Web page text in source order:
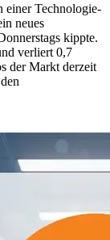
einer Technologie-
neues
kippte.
verliert 0,7
der Markt derzeit